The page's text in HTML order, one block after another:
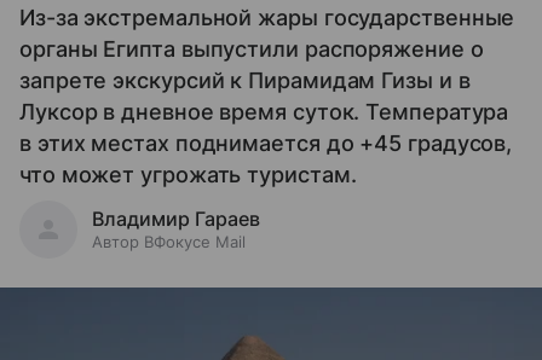
Из-за экстремальной жары государственные
органы Египта выпустили распоряжение о
запрете экскурсий к Пирамидам Гизы и в
Луксор в дневное время суток. Температура
в этих местах поднимается до +45 градусов,
что может угрожать туристам.
Владимир Гараев
Автор ВФокусе Mail